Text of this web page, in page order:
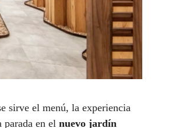
sirve el menú, la experiencia
parada en el nuevo jardín